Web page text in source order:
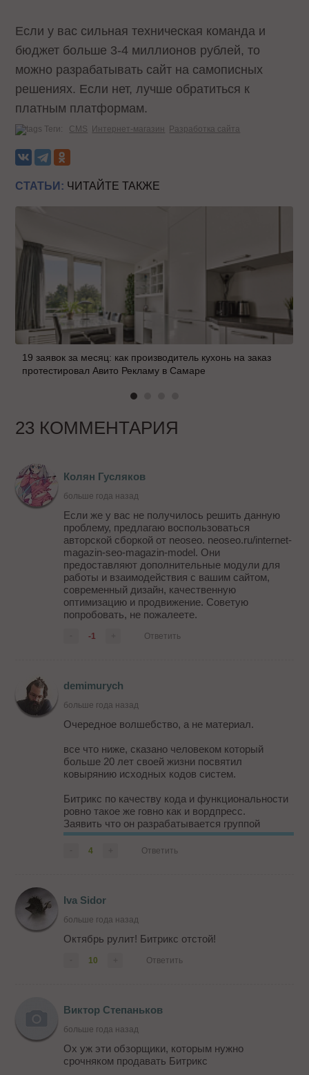
Если у вас сильная техническая команда и
бюджет больше 3-4 миллионов рублей, то
можно разрабатывать сайт на самописных
решениях. Если нет, лучше обратиться к
платным платформам.
Теги: CMS Интернет-магазин Разработка сайта
СТАТЬИ: ЧИТАЙТЕ ТАКЖЕ
19 заявок за месяц: как производитель кухонь на заказ
протестировал Авито Рекламу в Самаре
23 КОММЕНТАРИЯ
Колян Гусляков
больше года назад
Если же у вас не получилось решить данную
проблему, предлагаю воспользоваться
авторской сборкой от neoseo. neoseo.ru/internet-
magazin-seo-magazin-model. Они
предоставляют дополнительные модули для
работы и взаимодействия с вашим сайтом,
современный дизайн, качественную
оптимизацию и продвижение. Советую
попробовать, не пожалеете.
-1 Ответить
demimurych
больше года назад
Очередное волшебство, а не материал.
все что ниже, сказано человеком который
больше 20 лет своей жизни посвятил
ковырянию исходных кодов систем.
Битрикс по качеству кода и функциональности
ровно такое же говно как и вордпресс.
Заявить что он разрабатывается группой
крутых программистов может только человек,
который не знает что такое программирование.
4 Ответить
Iva Sidor
больше года назад
Октябрь рулит! Битрикс отстой!
10 Ответить
Виктор Степаньков
больше года назад
Ох уж эти обзорщики, которым нужно
срочняком продавать Битрикс